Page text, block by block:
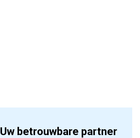
Uw betrouwbare partner